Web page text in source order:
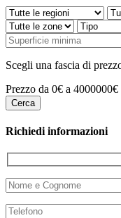
Scegli una fascia di
Prezzo da 0€ a 4000000€
Richiedi informazioni